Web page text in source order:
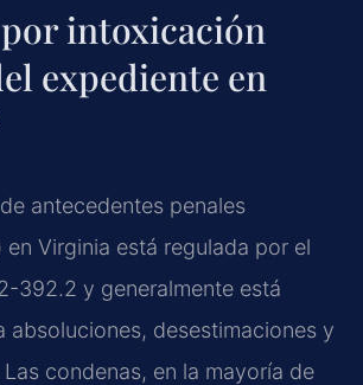
intoxicación
expediente en
antecedentes penales
en Virginia está regulada por el
392.2 y generalmente está
absoluciones, desestimaciones y
condenas, en la mayoría de